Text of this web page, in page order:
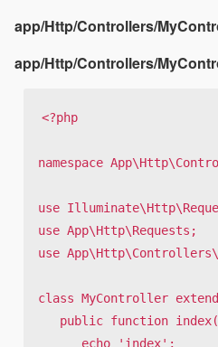
app/Http/Controllers/
app/Http/Controllers/
<?php
namespace
use
use App\Http\Requests;
use
class MyController